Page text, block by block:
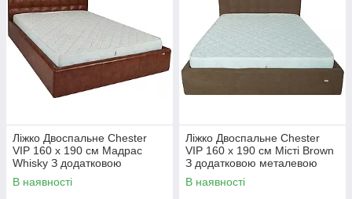
Ліжко Двоспальне Chester
VIP 160 х 190 см Мадрас
Whisky З додатковою
металевою цільнозварною
рамою Коричневий
В наявності
Ліжко Двоспальне Chester
VIP 160 х 190 см Місті Brown
З додатковою металевою
цільнозварною рамою
Коричневий
В наявності